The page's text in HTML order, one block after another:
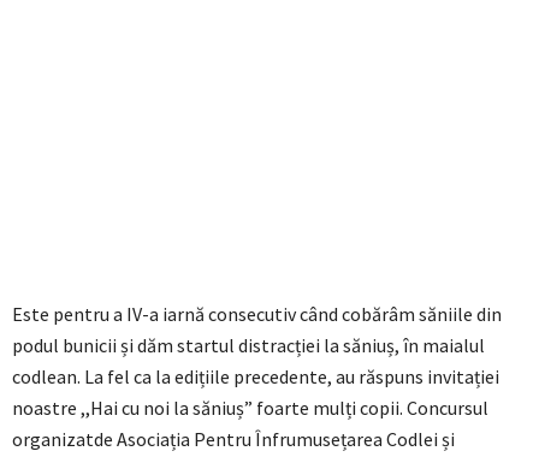
Este pentru a IV-a iarnă consecutiv când cobărâm săniile din
podul bunicii și dăm startul distracției la săniuș, în maialul
codlean. La fel ca la edițiile precedente, au răspuns invitației
noastre ,,Hai cu noi la săniuș” foarte mulți copii. Concursul
organizatde Asociația Pentru Înfrumusețarea Codlei și